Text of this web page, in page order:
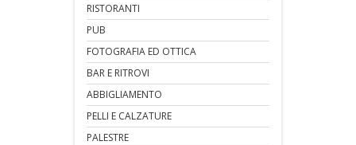
RISTORANTI
PUB
FOTOGRAFIA ED OTTICA
BAR E RITROVI
ABBIGLIAMENTO
PELLI E CALZATURE
PALESTRE